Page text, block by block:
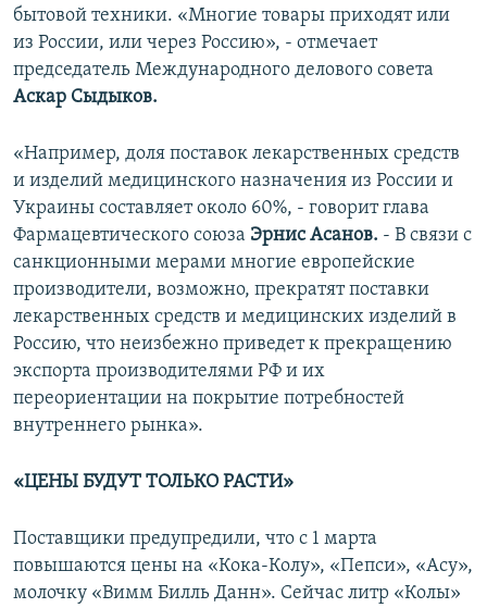
бытовой техники. «Многие товары приходят или
из России, или через Россию», - отмечает
председатель Международного делового совета
Аскар Сыдыков.
«Например, доля поставок лекарственных средств
и изделий медицинского назначения из России и
Украины составляет около 60%, - говорит глава
Фармацевтического союза Эрнис Асанов. - В связи с
санкционными мерами многие европейские
производители, возможно, прекратят поставки
лекарственных средств и медицинских изделий в
Россию, что неизбежно приведет к прекращению
экспорта производителями РФ и их
переориентации на покрытие потребностей
внутреннего рынка».
«ЦЕНЫ БУДУТ ТОЛЬКО РАСТИ»
Поставщики предупредили, что с 1 марта
повышаются цены на «Кока-Колу», «Пепси», «Асу»,
молочку «Вимм Билль Данн». Сейчас литр «Колы»